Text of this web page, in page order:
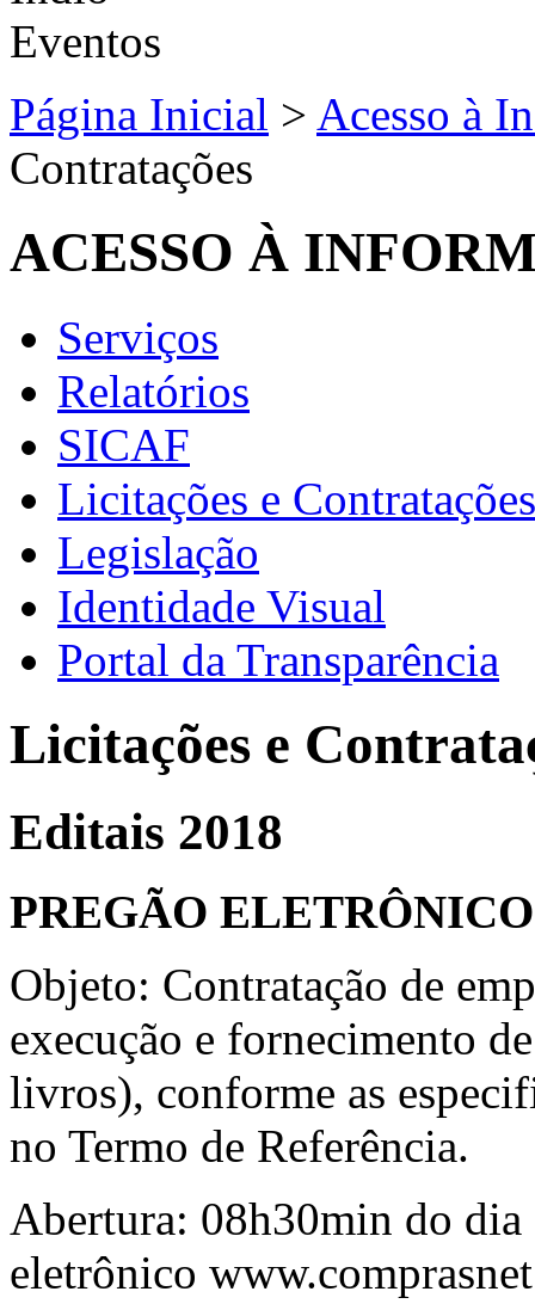
Página Inicial > Acesso à
Contratações
ACESSO À
Serviços
Relatórios
SICAF
Licitações e Contratações
Legislação
Identidade Visual
Portal da Transparência
Licitações e
Editais 2018
PREGÃO
Objeto: Contratação de
execução e fornecimento
livros), conforme as
no Termo de Referência.
Abertura: 08h30min do
eletrônico